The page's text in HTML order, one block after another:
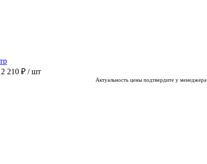
210 ₽ / шт
Актуальность цены подтвердите у менеджера